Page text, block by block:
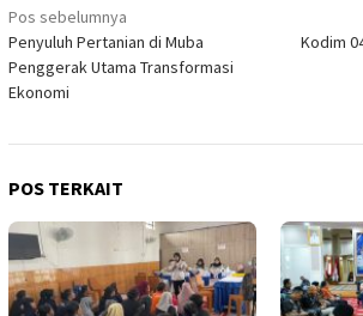
Navigasi
pos
Pos sebelumnya
Penyuluh Pertanian di Muba
Penggerak Utama Transformasi
Ekonomi
Kodim
POS TERKAIT